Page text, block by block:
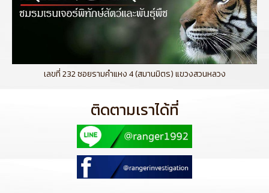
เลขที่ 232 ซอยรามคำแหง 4 (สมานมิตร) แขวงสวนหลวง
ติดตามเราได้ที่